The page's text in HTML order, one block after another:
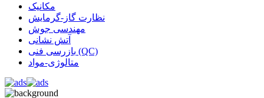
مکانیک
نظارت گاز-گرمایش
مهندسی جوش
آتش نشانی
بازرسی فنی (QC)
متالوژی-مواد